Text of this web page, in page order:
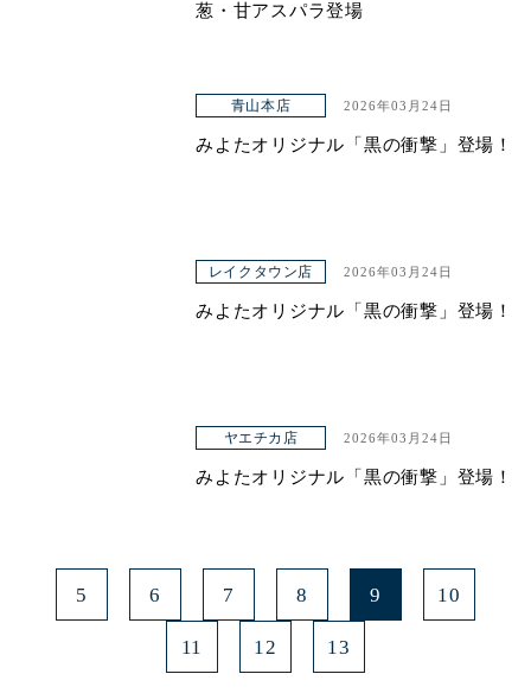
葱・甘アスパラ登場
青山本店 2026年03月24日
みよたオリジナル「黒の衝撃」登場！
レイクタウン店 2026年03月24日
みよたオリジナル「黒の衝撃」登場！
ヤエチカ店 2026年03月24日
みよたオリジナル「黒の衝撃」登場！
5 6 7 8 9 10
11 12 13